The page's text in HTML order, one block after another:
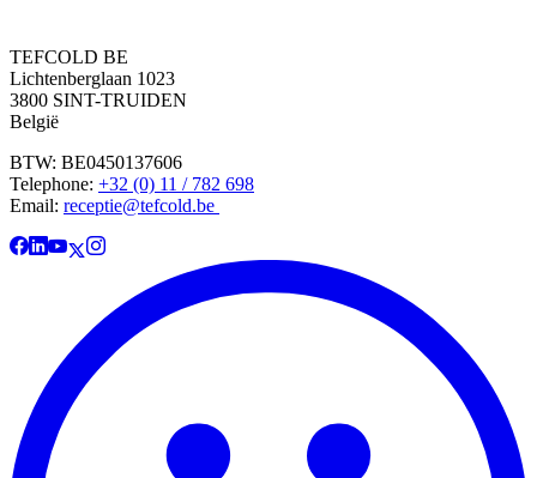
TEFCOLD BE
Lichtenberglaan 1023
3800 SINT-TRUIDEN
België
BTW: BE0450137606
Telephone: +32 (0) 11 / 782 698
Email: receptie@tefcold.be